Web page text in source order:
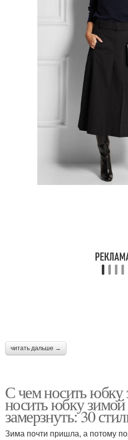
читать дальше →
С чем носить юбку
носить юбку
замерзнуть: 30
Зима почти пришла, а потому